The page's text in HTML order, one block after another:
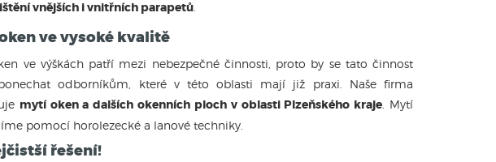
vnějších i vnitřních parapetů
ve vysoké kvalitě
ve výškách patří mezi nebezpečné činnosti, proto by se tato činnost
odborníkům, které v této oblasti mají již praxi. Naše firma
mytí oken a dalších okenních ploch v oblasti Plzeňského kraje . Mytí
pomocí horolezecké a lanové techniky.
řešení!